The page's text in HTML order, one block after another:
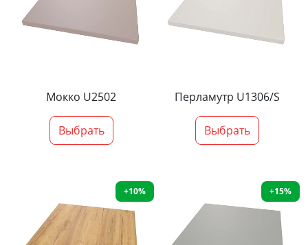
Мокко U2502
Выбрать
Перламутр U1306/S
Выбрать
+10% +15%